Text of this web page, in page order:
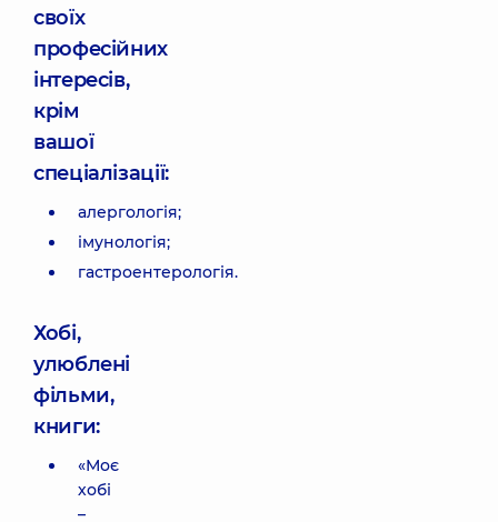
своїх
професійних
інтересів,
крім
вашої
спеціалізації:
алергологія;
імунологія;
гастроентерологія.
Хобі,
улюблені
фільми,
книги:
«Моє
хобі
–